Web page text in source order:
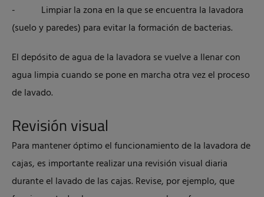
- Limpiar la zona en la que se encuentra la lavadora
(suelo y paredes) para evitar la formación de bacterias.
El depósito de agua de la lavadora se vuelve a llenar con
agua limpia cuando se pone en marcha otra vez el proceso
de lavado.
Revisión visual
Para mantener óptimo el funcionamiento de la lavadora de
cajas, es importante realizar una revisión visual diaria
durante el lavado de las cajas. Revise, por ejemplo, que